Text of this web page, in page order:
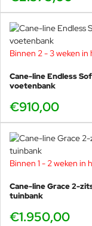
Binnen 2 - 3 weken in
Cane-line Endless
voetenbank
€910,00
Binnen 1 - 2 weken in
Cane-line Grace 2-
tuinbank
€1.950,00